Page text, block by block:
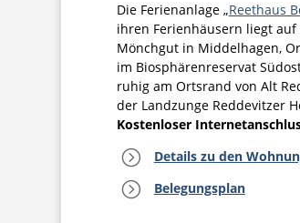
Die Ferienanlage „Reethaus
ihren Ferienhäusern liegt
Mönchgut in Middelhagen,
im Bio­sphären­reservat
ruhig am Ortsrand von Alt
der Landzunge Reddevitzer
Kostenloser
= Details zu den
= Belegungsplan